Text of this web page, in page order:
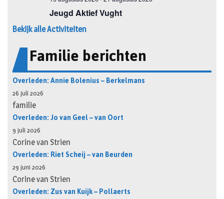
Bekijk alle Activiteiten
Familie berichten
Overleden: Annie Bolenius – Berkelmans
26 juli 2026
familie
Overleden: Jo van Geel – van Oort
9 juli 2026
Corine van Strien
Overleden: Riet Scheij – van Beurden
29 juni 2026
Corine van Strien
Overleden: Zus van Kuijk – Pollaerts